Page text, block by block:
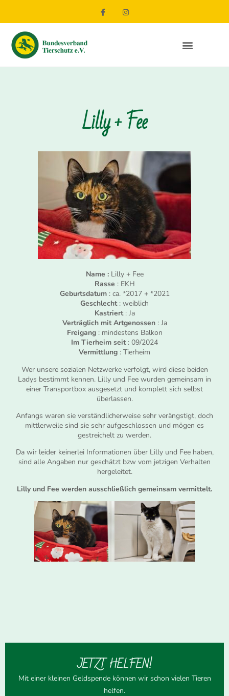
Lilly + Fee
Name :Lilly + Fee
Rasse : EKH
Geburtsdatum: ca. *2017 + *2021
Geschlecht: weiblich
Kastriert: Ja
Verträglich mit Artgenossen: Ja
Freigang: mindestens Balkon
Im Tierheim seit : 09/2024
Vermittlung : Tierheim
Wer unsere sozialen Netzwerke verfolgt, wird diese beiden
Ladys bestimmt kennen. Lilly und Fee wurden gemeinsam in
einer Transportbox ausgesetzt und komplett sich selbst
überlassen.
Anfangs waren sie verständlicherweise sehr verängstigt, doch
mittlerweile sind sie sehr aufgeschlossen und mögen es
gestreichelt zu werden.
Da wir leider keinerlei Informationen über Lilly und Fee haben,
sind alle Angaben nur geschätzt bzw vom jetzigen Verhalten
hergeleitet.
Lilly und Fee werden ausschließlich gemeinsam vermittelt.
JETZT HELFEN!
Mit einer kleinen Geldspende können wir schon vielen Tieren
helfen.